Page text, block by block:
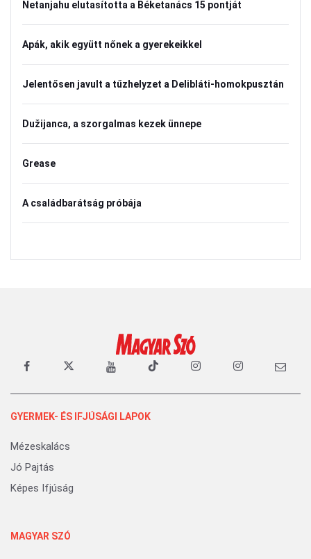
Netanjahu elutasította a Béketanács 15 pontját
Apák, akik együtt nőnek a gyerekeikkel
Jelentősen javult a tűzhelyzet a Delibláti-homokpusztán
Dužijanca, a szorgalmas kezek ünnepe
Grease
A családbarátság próbája
GYERMEK- ÉS IFJÚSÁGI LAPOK
Mézeskalács
Jó Pajtás
Képes Ifjúság
MAGYAR SZÓ